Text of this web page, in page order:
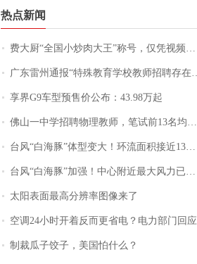
热点新闻
费大厨“全国小炒肉大王”称号，仅凭视频评出？中国烹饪协会回应
广东雷州通报“特殊教育学校教师招聘存在违规行为”：已启动问责程序 副校长被停职
享界G9车型预售价公布：43.98万起
佛山一中学招聘物理教师，笔试前13名均遭淘汰？教育局：已叫停招聘，成立调查组全面核查
台风“白海豚”体型变大！环流面积接近13个浙江那么大
台风“白海豚”加强！中心附近最大风力已达15级 最新研判
太阳表面最高分辨率图像来了
空调24小时开着反而更省电？电力部门回应
制裁瓜子饺子，美国怕什么？